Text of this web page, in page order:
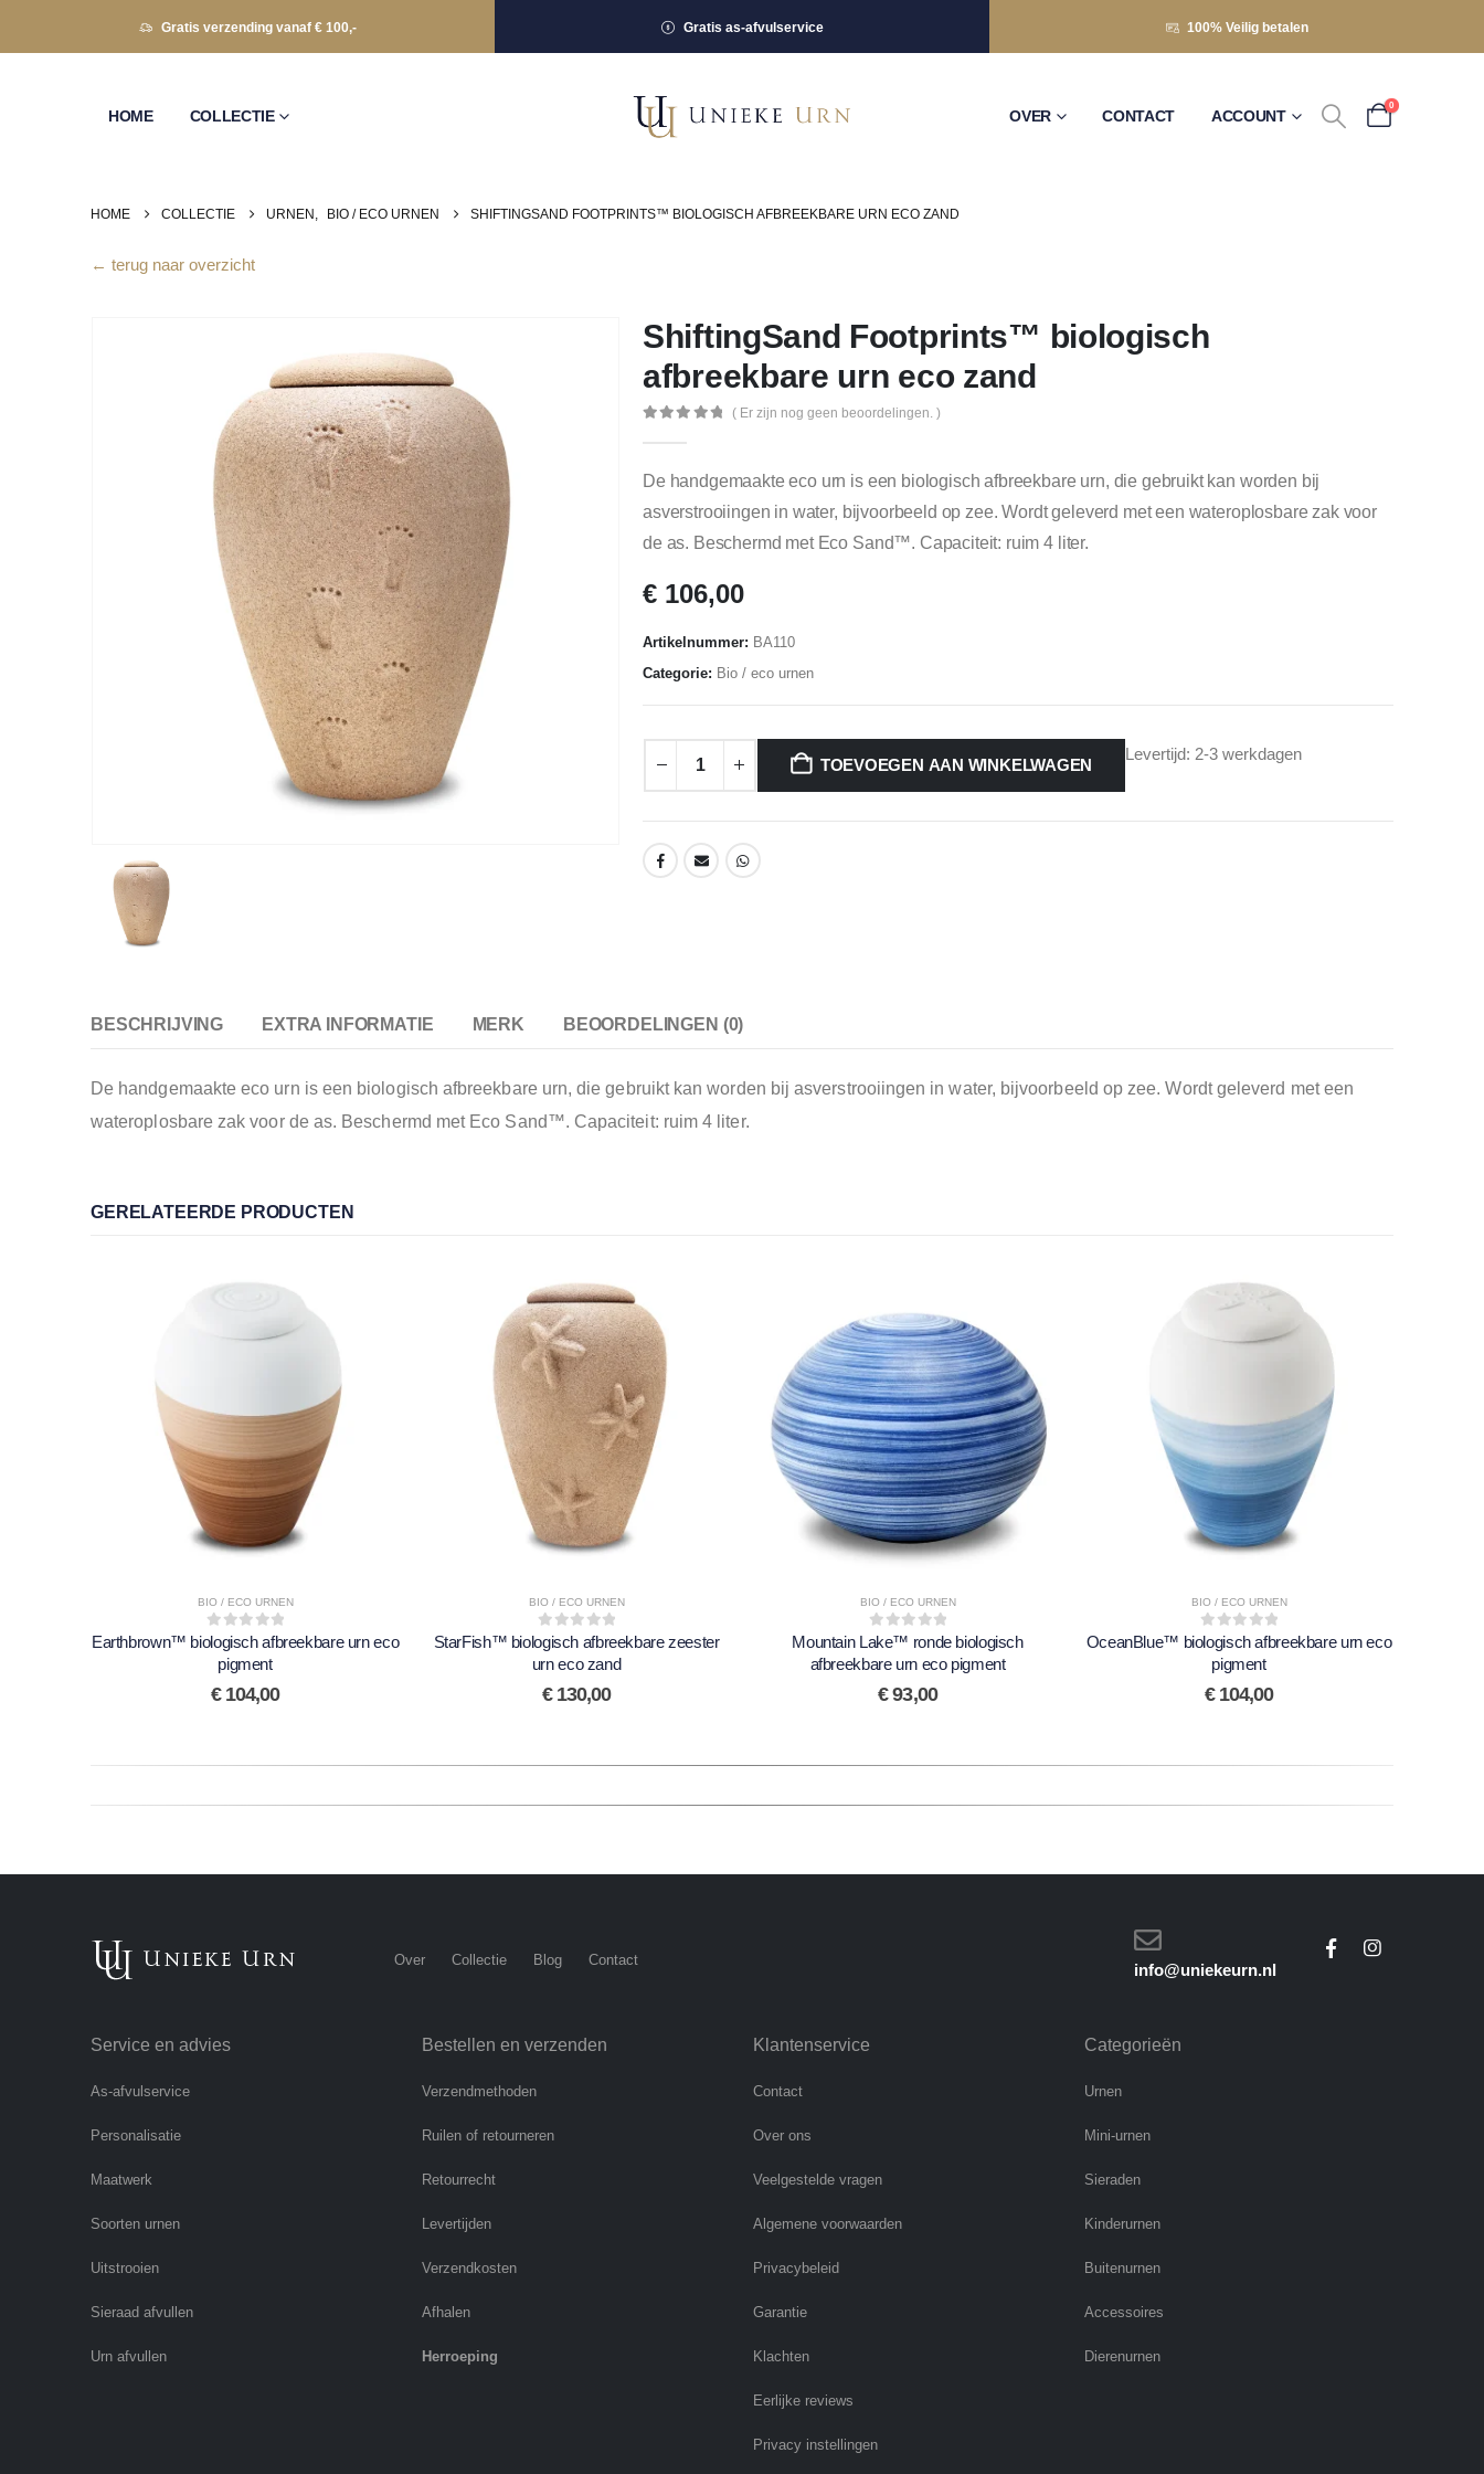
Gratis verzending vanaf € 100,- Gratis as-afvulservice 100% Veilig betalen
HOME COLLECTIE OVER CONTACT ACCOUNT
0
HOME COLLECTIE URNEN , BIO / ECO URNEN SHIFTINGSAND FOOTPRINTS™ BIOLOGISCH AFBREEKBARE URN ECO ZAND
← terug naar overzicht
ShiftingSand Footprints™ biologisch
afbreekbare urn eco zand
( Er zijn nog geen beoordelingen. )
De handgemaakte eco urn is een biologisch afbreekbare urn, die gebruikt kan worden bij
asverstrooiingen in water, bijvoorbeeld op zee. Wordt geleverd met een wateroplosbare zak voor
de as. Beschermd met Eco Sand™. Capaciteit: ruim 4 liter.
€ 106,00
Artikelnummer: BA110
Categorie: Bio / eco urnen
TOEVOEGEN AAN WINKELWAGEN
Levertijd: 2-3 werkdagen
BESCHRIJVING EXTRA INFORMATIE MERK BEOORDELINGEN (0)
De handgemaakte eco urn is een biologisch afbreekbare urn, die gebruikt kan worden bij asverstrooiingen in water, bijvoorbeeld op zee. Wordt geleverd met een
wateroplosbare zak voor de as. Beschermd met Eco Sand™. Capaciteit: ruim 4 liter.
GERELATEERDE PRODUCTEN
BIO / ECO URNEN
0out of 5
Earthbrown™ biologisch afbreekbare urn eco
pigment
€104,00
BIO / ECO URNEN
0out of 5
StarFish™ biologisch afbreekbare zeester
urn eco zand
€130,00
BIO / ECO URNEN
0out of 5
Mountain Lake™ ronde biologisch
afbreekbare urn eco pigment
€93,00
BIO / ECO URNEN
0out of 5
OceanBlue™ biologisch afbreekbare urn eco
pigment
€104,00
Over Collectie Blog Contact
info@uniekeurn.nl
Service en advies
As-afvulservice
Personalisatie
Maatwerk
Soorten urnen
Uitstrooien
Sieraad afvullen
Urn afvullen
Bestellen en verzenden
Verzendmethoden
Ruilen of retourneren
Retourrecht
Levertijden
Verzendkosten
Afhalen
Herroeping
Klantenservice
Contact
Over ons
Veelgestelde vragen
Algemene voorwaarden
Privacybeleid
Garantie
Klachten
Eerlijke reviews
Privacy instellingen
Categorieën
Urnen
Mini-urnen
Sieraden
Kinderurnen
Buitenurnen
Accessoires
Dierenurnen